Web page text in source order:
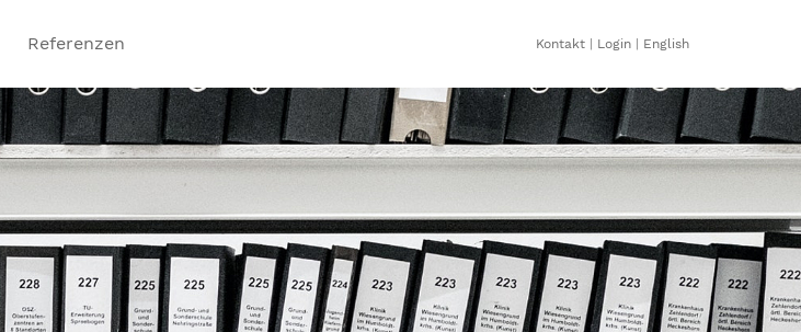
Referenzen Kontakt Login English